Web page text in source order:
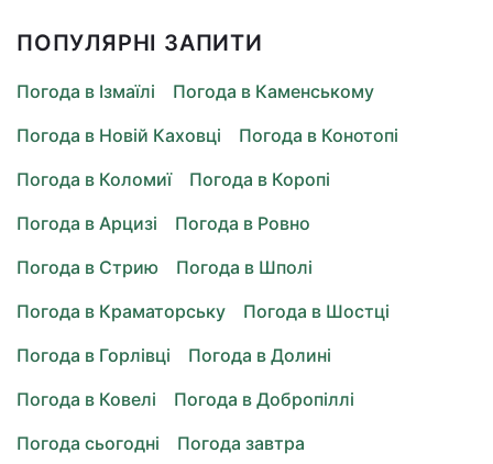
ПОПУЛЯРНІ ЗАПИТИ
Погода в Ізмаїлі
Погода в Каменському
Погода в Новій Каховці
Погода в Конотопі
Погода в Коломиї
Погода в Коропі
Погода в Арцизі
Погода в Ровно
Погода в Стрию
Погода в Шполі
Погода в Краматорську
Погода в Шостці
Погода в Горлівці
Погода в Долині
Погода в Ковелі
Погода в Добропіллі
Погода сьогодні
Погода завтра